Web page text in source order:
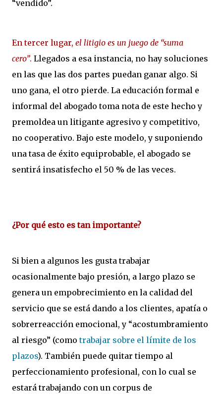
“vendido”.
En tercer lugar, el litigio es un juego de “suma
cero”. Llegados a esa instancia, no hay soluciones
en las que las dos partes puedan ganar algo. Si
uno gana, el otro pierde. La educación formal e
informal del abogado toma nota de este hecho y
premoldea un litigante agresivo y competitivo,
no cooperativo. Bajo este modelo, y suponiendo
una tasa de éxito equiprobable, el abogado se
sentirá insatisfecho el 50 % de las veces.
¿Por qué esto es tan importante?
Si bien a algunos les gusta trabajar
ocasionalmente bajo presión, a largo plazo se
genera un empobrecimiento en la calidad del
servicio que se está dando a los clientes, apatía o
sobrerreacción emocional, y “acostumbramiento
al riesgo” (comotrabajar sobre el límite de los
plazos). También puede quitar tiempo al
perfeccionamiento profesional, con lo cual se
estará trabajando con un corpus de